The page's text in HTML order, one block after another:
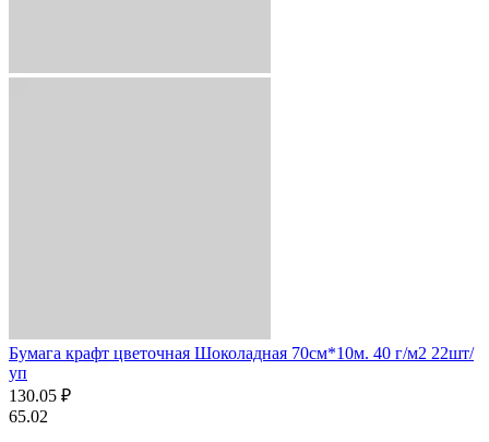
Бумага крафт цветочная Шоколадная 70см*10м. 40 г/м2 22шт/
уп
130.05 ₽
65.02